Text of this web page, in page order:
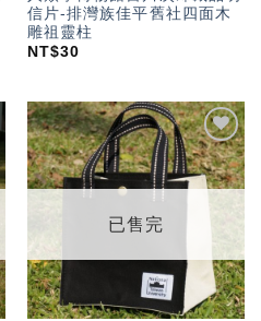
信片-排灣族佳平舊社四面木
雕祖靈柱
NT$30
加入
「願
望輕
已售完